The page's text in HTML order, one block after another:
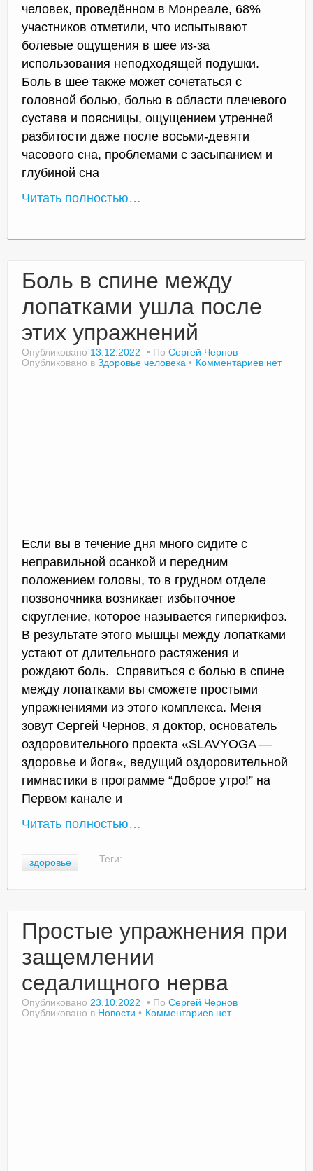
человек, проведённом в Монреале, 68%
участников отметили, что испытывают
болевые ощущения в шее из-за
использования неподходящей подушки.
Боль в шее также может сочетаться с
головной болью, болью в области плечевого
сустава и поясницы, ощущением утренней
разбитости даже после восьми-девяти
часового сна, проблемами с засыпанием и
глубиной сна
Читать полностью…
Боль в спине между
лопатками ушла после
этих упражнений
Опубликовано 13.12.2022 По Сергей Чернов
Опубликовано в Здоровье человека Комментариев нет
Если вы в течение дня много сидите с
неправильной осанкой и передним
положением головы, то в грудном отделе
позвоночника возникает избыточное
скругление, которое называется гиперкифоз.
В результате этого мышцы между лопатками
устают от длительного растяжения и
рождают боль. Справиться с болью в спине
между лопатками вы сможете простыми
упражнениями из этого комплекса. Меня
зовут Сергей Чернов, я доктор, основатель
оздоровительного проекта «SLAVYOGA —
здоровье и йога«, ведущий оздоровительной
гимнастики в программе “Доброе утро!” на
Первом канале и
Читать полностью…
Теги:
здоровье
Простые упражнения при
защемлении
седалищного нерва
Опубликовано 23.10.2022 По Сергей Чернов
Опубликовано в Новости Комментариев нет